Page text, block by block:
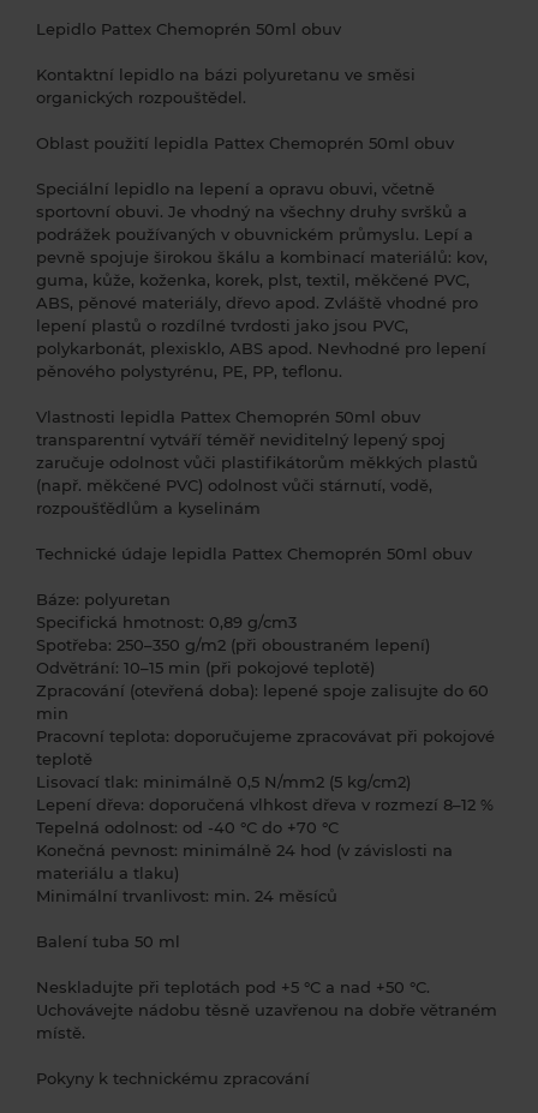
Pokyny k technickému zpracování
Lepené materiály musí být suché, zbavené prachu a
mastnoty. Mastnotu a jiné nečistoty odstraňte rozpouštědlem,
lepené plochy štetcem nebo špachtlí. Po odvětrání lepidla (10–
(zalisujte).
Lepidlo Pattex Chemoprén 50ml obuv
Kontaktní lepidlo na bázi polyuretanu ve směsi
organických rozpouštědel.
Oblast použití lepidla Pattex Chemoprén 50ml obuv
Speciální lepidlo na lepení a opravu obuvi, včetně
sportovní obuvi. Je vhodný na všechny druhy svršků a
podrážek používaných v obuvnickém průmyslu. Lepí a
pevně spojuje širokou škálu a kombinací materiálů: kov,
guma, kůže, koženka, korek, plst, textil, měkčené PVC,
ABS, pěnové materiály, dřevo apod. Zvláště vhodné pro
lepení plastů o rozdílné tvrdosti jako jsou PVC,
polykarbonát, plexisklo, ABS apod. Nevhodné pro lepení
pěnového polystyrénu, PE, PP, teflonu.
Vlastnosti lepidla Pattex Chemoprén 50ml obuv
transparentní vytváří téměř neviditelný lepený spoj
zaručuje odolnost vůči plastifikátorům měkkých plastů
(např. měkčené PVC) odolnost vůči stárnutí, vodě,
rozpoušťědlům a kyselinám
Technické údaje lepidla Pattex Chemoprén 50ml obuv
Báze: polyuretan
Specifická hmotnost: 0,89 g/cm3
Spotřeba: 250–350 g/m2 (při oboustraném lepení)
Odvětrání: 10–15 min (při pokojové teplotě)
Zpracování (otevřená doba): lepené spoje zalisujte do 60
min
Pracovní teplota: doporučujeme zpracovávat při pokojové
teplotě
Lisovací tlak: minimálně 0,5 N/mm2 (5 kg/cm2)
Lepení dřeva: doporučená vlhkost dřeva v rozmezí 8–12 %
Tepelná odolnost: od -40 °C do +70 °C
Konečná pevnost: minimálně 24 hod (v závislosti na
materiálu a tlaku)
Minimální trvanlivost: min. 24 měsíců
Balení tuba 50 ml
Neskladujte při teplotách pod +5 °C a nad +50 °C.
Uchovávejte nádobu těsně uzavřenou na dobře větraném
místě.
Pokyny k technickému zpracování